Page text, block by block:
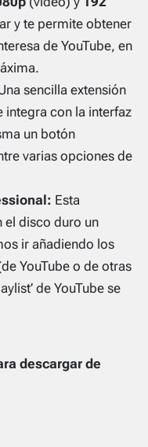
y te permite obtener
de YouTube, en
sencilla extensión
integra con la interfaz
un botón
varias opciones de
Esta
el disco duro un
ir añadiendo los
YouTube o de otras
de YouTube se
descargar de